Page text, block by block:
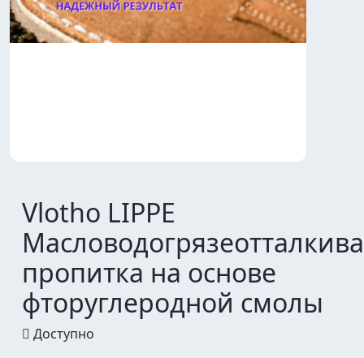
Vlotho LIPPE
пропитка на основе
фторуглеродной смолы
Доступно